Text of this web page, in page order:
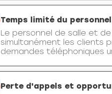
Temps limité du personnel
Le personnel de salle et
simultanément les clients
demandes téléphoniques
Perte d'appels et